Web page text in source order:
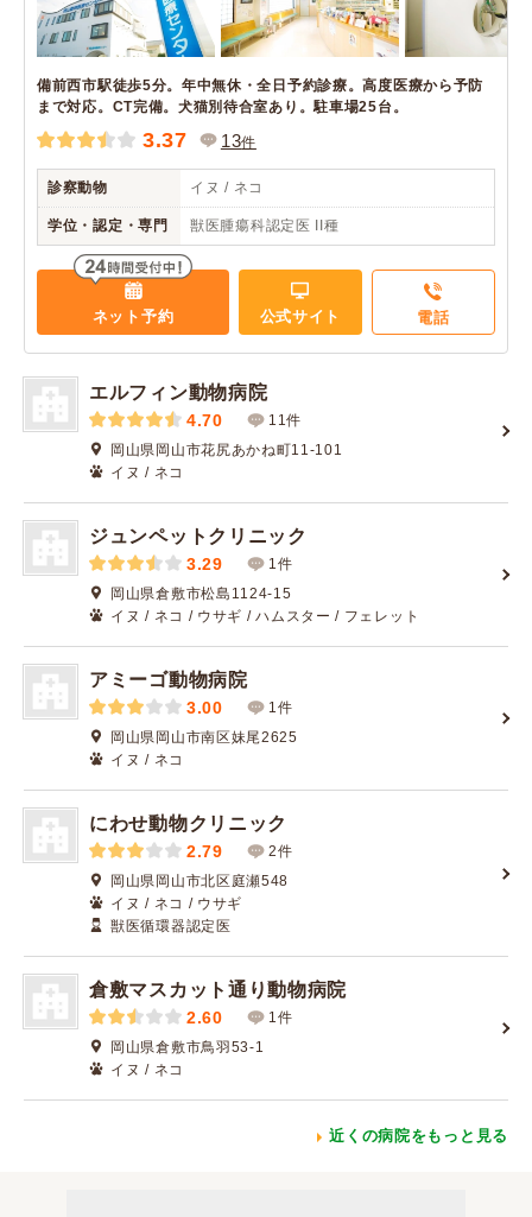
備前西市駅徒歩5分。年中無休・全日予約診療。高度医療から予防
まで対応。CT完備。犬猫別待合室あり。駐車場25台。
3.37 13件
診察動物 イヌ / ネコ
学位・認定・専門 獣医腫瘍科認定医 II種
ネット予約 公式サイト 電話
エルフィン動物病院
4.70
11件
岡山県岡山市花尻あかね町11-101
イヌ / ネコ
ジュンペットクリニック
3.29
1件
岡山県倉敷市松島1124-15
イヌ / ネコ / ウサギ / ハムスター / フェレット
アミーゴ動物病院
3.00
1件
岡山県岡山市南区妹尾2625
イヌ / ネコ
にわせ動物クリニック
2.79
2件
岡山県岡山市北区庭瀬548
イヌ / ネコ / ウサギ
獣医循環器認定医
倉敷マスカット通り動物病院
2.60
1件
岡山県倉敷市鳥羽53-1
イヌ / ネコ
近くの病院をもっと見る